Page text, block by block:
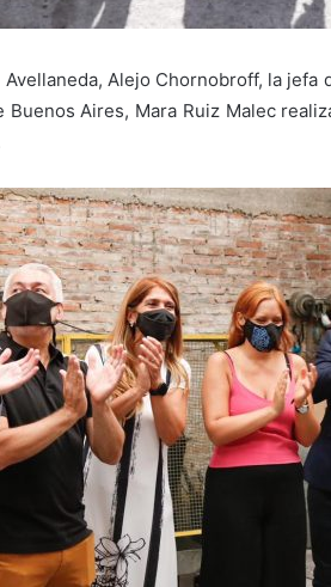
Alejo Chornobroff, la jefa
Aires, Mara Ruiz Malec